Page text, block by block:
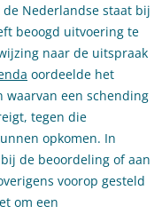
Nederlandse staat bij
beoogd uitvoering te
naar de uitspraak
oordeelde het
waarvan een schending
tegen die
opkomen. In
de beoordeling of aan
voorop gesteld
om een